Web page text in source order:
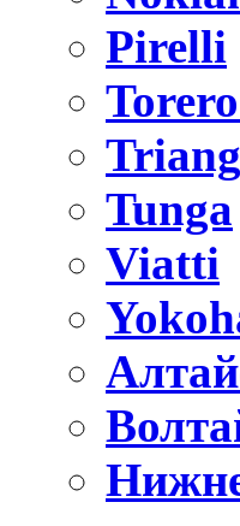
Pirelli
Tunga
Viatti